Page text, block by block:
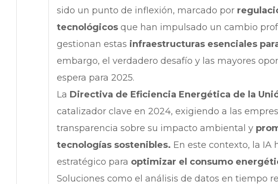
sido un punto de inflexión, marcado por
tecnológicos que han impulsado un cambio
gestionan estas infraestructuras esenciales
embargo, el verdadero desafío y las mayores
espera para 2025.
La Directiva de Eficiencia Energética de la
catalizador clave en 2024, exigiendo a las
transparencia sobre su impacto ambiental y
tecnologías sostenibles. En este contexto, la IA
estratégico para optimizar el consumo
Soluciones como el análisis de datos en tiempo